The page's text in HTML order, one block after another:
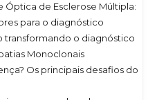
de Esclerose Múltipla:
para o diagnóstico
transformando o diagnóstico
Monoclonais
Os principais desafios do